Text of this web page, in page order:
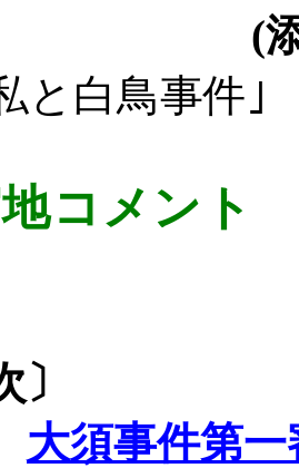
(
と白鳥事件｣
コメント
大須事件第